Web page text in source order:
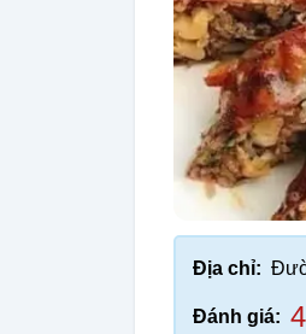
Địa chỉ:
Đánh giá: